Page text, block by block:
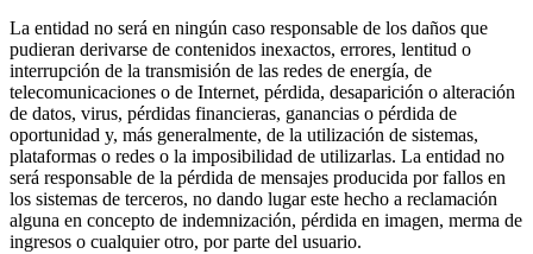
La entidad no será en ningún caso responsable de los daños que
pudieran derivarse de contenidos inexactos, errores, lentitud o
interrupción de la transmisión de las redes de energía, de
telecomunicaciones o de Internet, pérdida, desaparición o alteración
de datos, virus, pérdidas financieras, ganancias o pérdida de
oportunidad y, más generalmente, de la utilización de sistemas,
plataformas o redes o la imposibilidad de utilizarlas. La entidad no
será responsable de la pérdida de mensajes producida por fallos en
los sistemas de terceros, no dando lugar este hecho a reclamación
alguna en concepto de indemnización, pérdida en imagen, merma de
ingresos o cualquier otro, por parte del usuario.